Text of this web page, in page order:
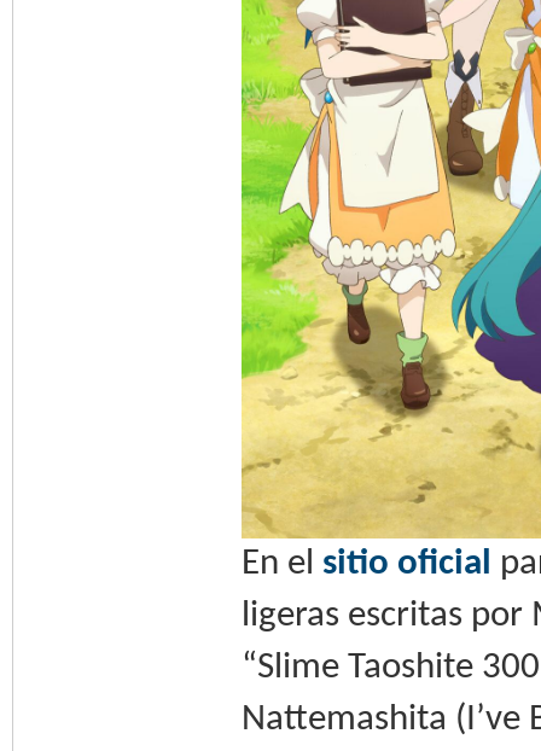
En el sitio oficial
ligeras escritas por
“Slime Taoshite
Nattemashita (I’ve